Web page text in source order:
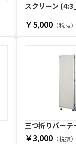
スクリーン
￥5,000 （税抜）
三つ折りパー
￥3,000 （税抜）